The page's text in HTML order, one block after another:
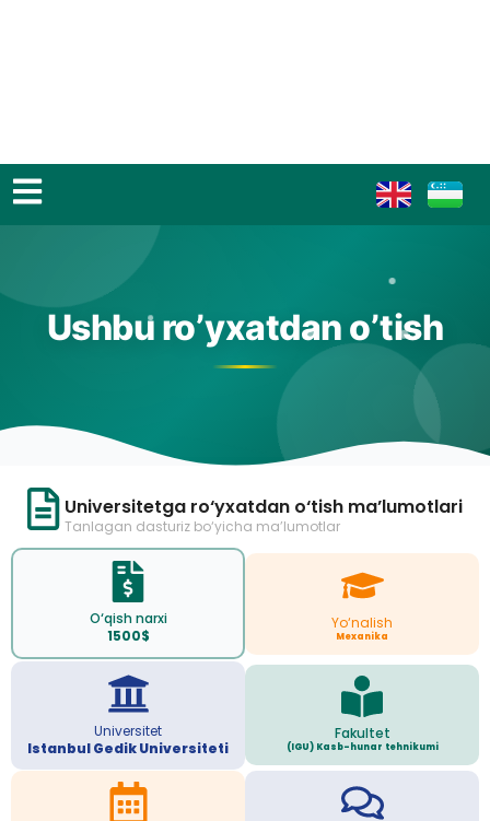
Ushbu ro’yxatdan o’tish
Universitetga ro‘yxatdan o‘tish ma’lumotlari
Tanlagan dasturiz bo‘yicha ma’lumotlar
O‘qish narxi
1500$
Yo‘nalish
Mexanika
Universitet
Istanbul Gedik Universiteti
Fakultet
(IGU) Kasb-hunar tehnikumi